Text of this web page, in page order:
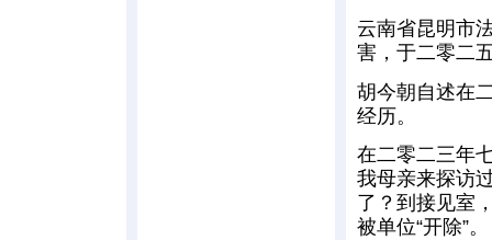
云南省昆明市
害，于二零二
胡今朝自述在
经历。
在二零二三年
我母亲来探访
了？到接见室
被单位“开除”。